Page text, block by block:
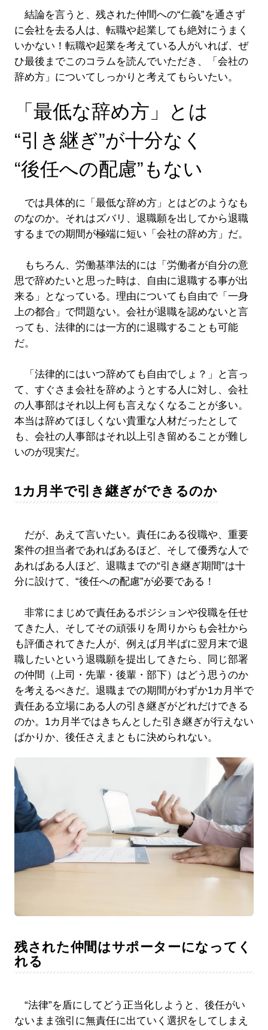
結論を言うと、残された仲間への“仁義”を通さず
に会社を去る人は、転職や起業しても絶対にうまく
いかない！転職や起業を考えている人がいれば、ぜ
ひ最後までこのコラムを読んでいただき、「会社の
辞め方」についてしっかりと考えてもらいたい。
「最低な辞め方」とは
“引き継ぎ”が十分なく
“後任への配慮”もない
では具体的に「最低な辞め方」とはどのようなも
のなのか。それはズバリ、退職願を出してから退職
するまでの期間が極端に短い「会社の辞め方」だ。
もちろん、労働基準法的には「労働者が自分の意
思で辞めたいと思った時は、自由に退職する事が出
来る」となっている。理由についても自由で「一身
上の都合」で問題ない。会社が退職を認めないと言
っても、法律的には一方的に退職することも可能
だ。
「法律的にはいつ辞めても自由でしょ？」と言っ
て、すぐさま会社を辞めようとする人に対し、会社
の人事部はそれ以上何も言えなくなることが多い。
本当は辞めてほしくない貴重な人材だったとして
も、会社の人事部はそれ以上引き留めることが難し
いのが現実だ。
1カ月半で引き継ぎができるのか
だが、あえて言いたい。責任にある役職や、重要
案件の担当者であればあるほど、そして優秀な人で
あればある人ほど、退職までの“引き継ぎ期間”は十
分に設けて、“後任への配慮”が必要である！
非常にまじめで責任あるポジションや役職を任せ
てきた人、そしてその頑張りを周りからも会社から
も評価されてきた人が、例えば月半ばに翌月末で退
職したいという退職願を提出してきたら、同じ部署
の仲間（上司・先輩・後輩・部下）はどう思うのか
を考えるべきだ。退職までの期間がわずか1カ月半で
責任ある立場にある人の引き継ぎがどれだけできる
のか。1カ月半ではきちんとした引き継ぎが行えない
ばかりか、後任さえまともに決められない。
残された仲間はサポーターになってく
れる
“法律”を盾にしてどう正当化しようと、後任がい
ないまま強引に無責任に出ていく選択をしてしまえ